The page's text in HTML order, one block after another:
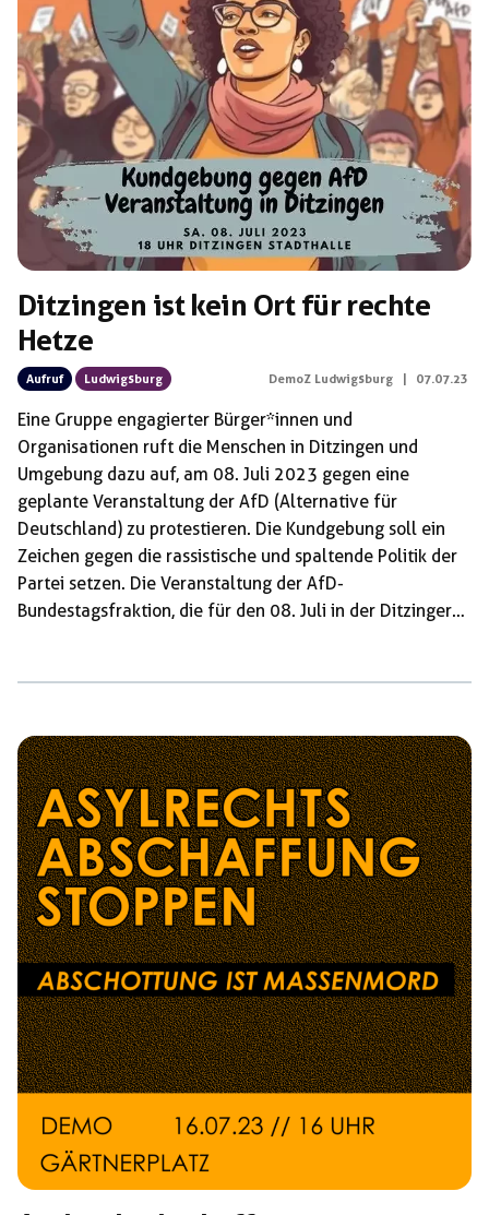
Ditzingen ist kein Ort für rechte
Hetze
Aufruf Ludwigsburg DemoZ Ludwigsburg 07.07.23
Eine Gruppe engagierter Bürger*innen und
Organisationen ruft die Menschen in Ditzingen und
Umgebung dazu auf, am 08. Juli 2023 gegen eine
geplante Veranstaltung der AfD (Alternative für
Deutschland) zu protestieren. Die Kundgebung soll ein
Zeichen gegen die rassistische und spaltende Politik der
Partei setzen. Die Veranstaltung der AfD-
Bundestagsfraktion, die für den 08. Juli in der Ditzinger
schüren und den gesellschaftlichen Zusammenhalt
gefährden. Neben dem Ludwigsburger
Bundestagsabgeordneten Martin Hess sind Markus
Frohnmaier, Nicole Höchst und Jan Nolte als Redner und
Rednerinnen der […]